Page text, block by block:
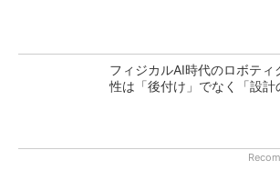
フィジカルAI時代のロボティ
性は「後付け」でなく「設計